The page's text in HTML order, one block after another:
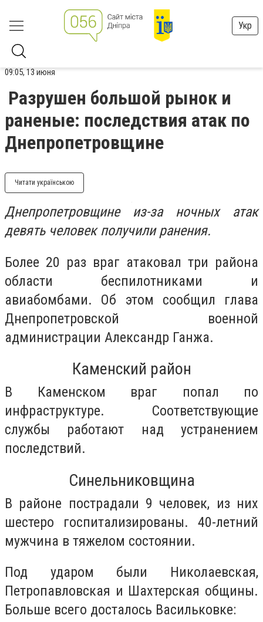
Укр
09:05, 13 июня
Разрушен большой рынок и
раненые: последствия атак по
Днепропетровщине
Читати українською
Днепропетровщине из-за ночных атак
девять человек получили ранения.
Более 20 раз враг атаковал три района
области беспилотниками и
авиабомбами. Об этом сообщил глава
Днепропетровской военной
администрации Александр Ганжа.
Каменский район
В Каменском враг попал по
инфраструктуре. Соответствующие
службы работают над устранением
последствий.
Синельниковщина
В районе пострадали 9 человек, из них
шестеро госпитализированы. 40-летний
мужчина в тяжелом состоянии.
Под ударом были Николаевская,
Петропавловская и Шахтерская общины.
Больше всего досталось Васильковке: